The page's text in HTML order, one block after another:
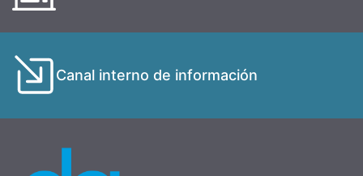
Canal interno de información